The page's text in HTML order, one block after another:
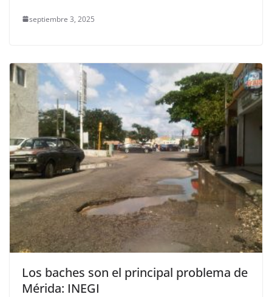
septiembre 3, 2025
Los baches son el principal problema de
Mérida: INEGI